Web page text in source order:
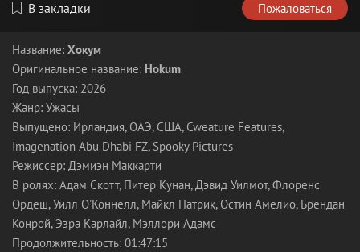
В закладки Пожаловаться
Название: Хокум
Оригинальное название: Hokum
Год выпуска: 2026
Жанр: Ужасы
Выпущено: Ирландия, ОАЭ, США, Cweature Features,
Imagenation Abu Dhabi FZ, Spooky Pictures
Режиссер: Дэмиэн Маккарти
В ролях: Адам Скотт, Питер Кунан, Дэвид Уилмот, Флоренс
Ордеш, Уилл О'Коннелл, Майкл Патрик, Остин Амелио, Брендан
Конрой, Эзра Карлайл, Мэллори Адамс
Продолжительность: 01:47:15